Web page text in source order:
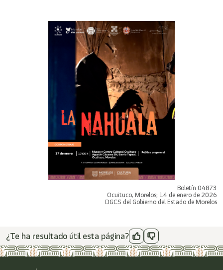
Boletín 04873
Ocuituco, Morelos; 14 de enero de 2026
DGCS del Gobierno del Estado de Morelos
¿Te ha resultado útil esta página?